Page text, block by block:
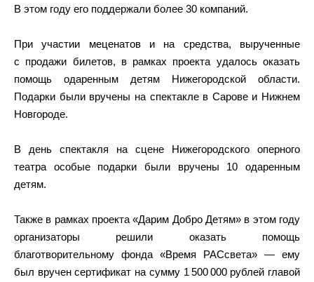
В этом году его поддержали более 30 компаний.
При участии меценатов и на средства, вырученные
с продажи билетов, в рамках проекта удалось оказать
помощь одаренным детям Нижегородской области.
Подарки были вручены на спектакле в Сарове и Нижнем
Новгороде.
В день спектакля на сцене Нижегородского оперного
театра особые подарки были вручены 10 одаренным
детям.
Также в рамках проекта «Дарим Добро Детям» в этом году
организаторы решили оказать помощь
благотворительному фонда «Время РАСсвета» — ему
был вручен сертификат на сумму 1 500 000 рублей главой